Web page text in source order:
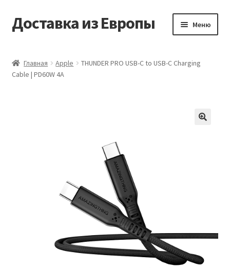
Перейти
к
Перейти
к
Доставка из Европы Меню
Доставка из Европы
Оформление заказа
Главная Apple
THUNDER PRO USB-C to USB-C Charging
Cable | PD60W 4A